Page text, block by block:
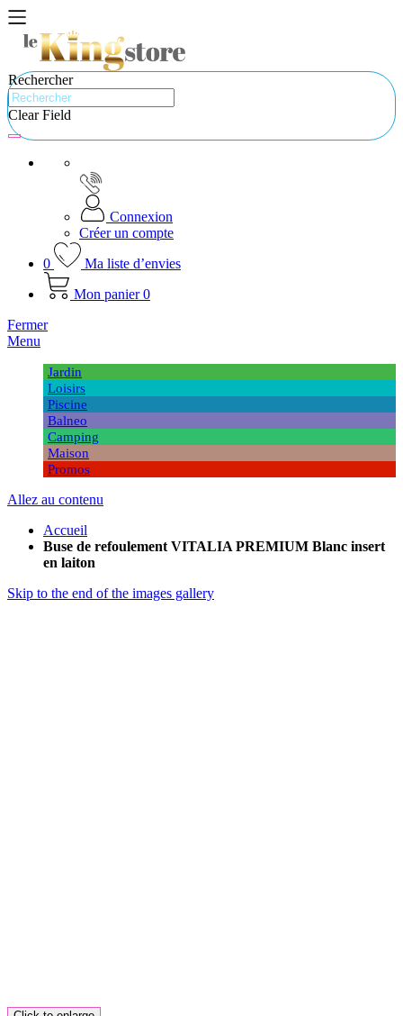
Rechercher
Clear Field
Connexion
Créer un compte
0
Ma liste d’envies
Mon panier 0
Fermer
Menu
Jardin
Loisirs
Piscine
Balneo
Camping
Maison
Promos
Allez au contenu
Accueil
Buse de refoulement VITALIA PREMIUM Blanc insert
en laiton
Skip to the end of the images gallery